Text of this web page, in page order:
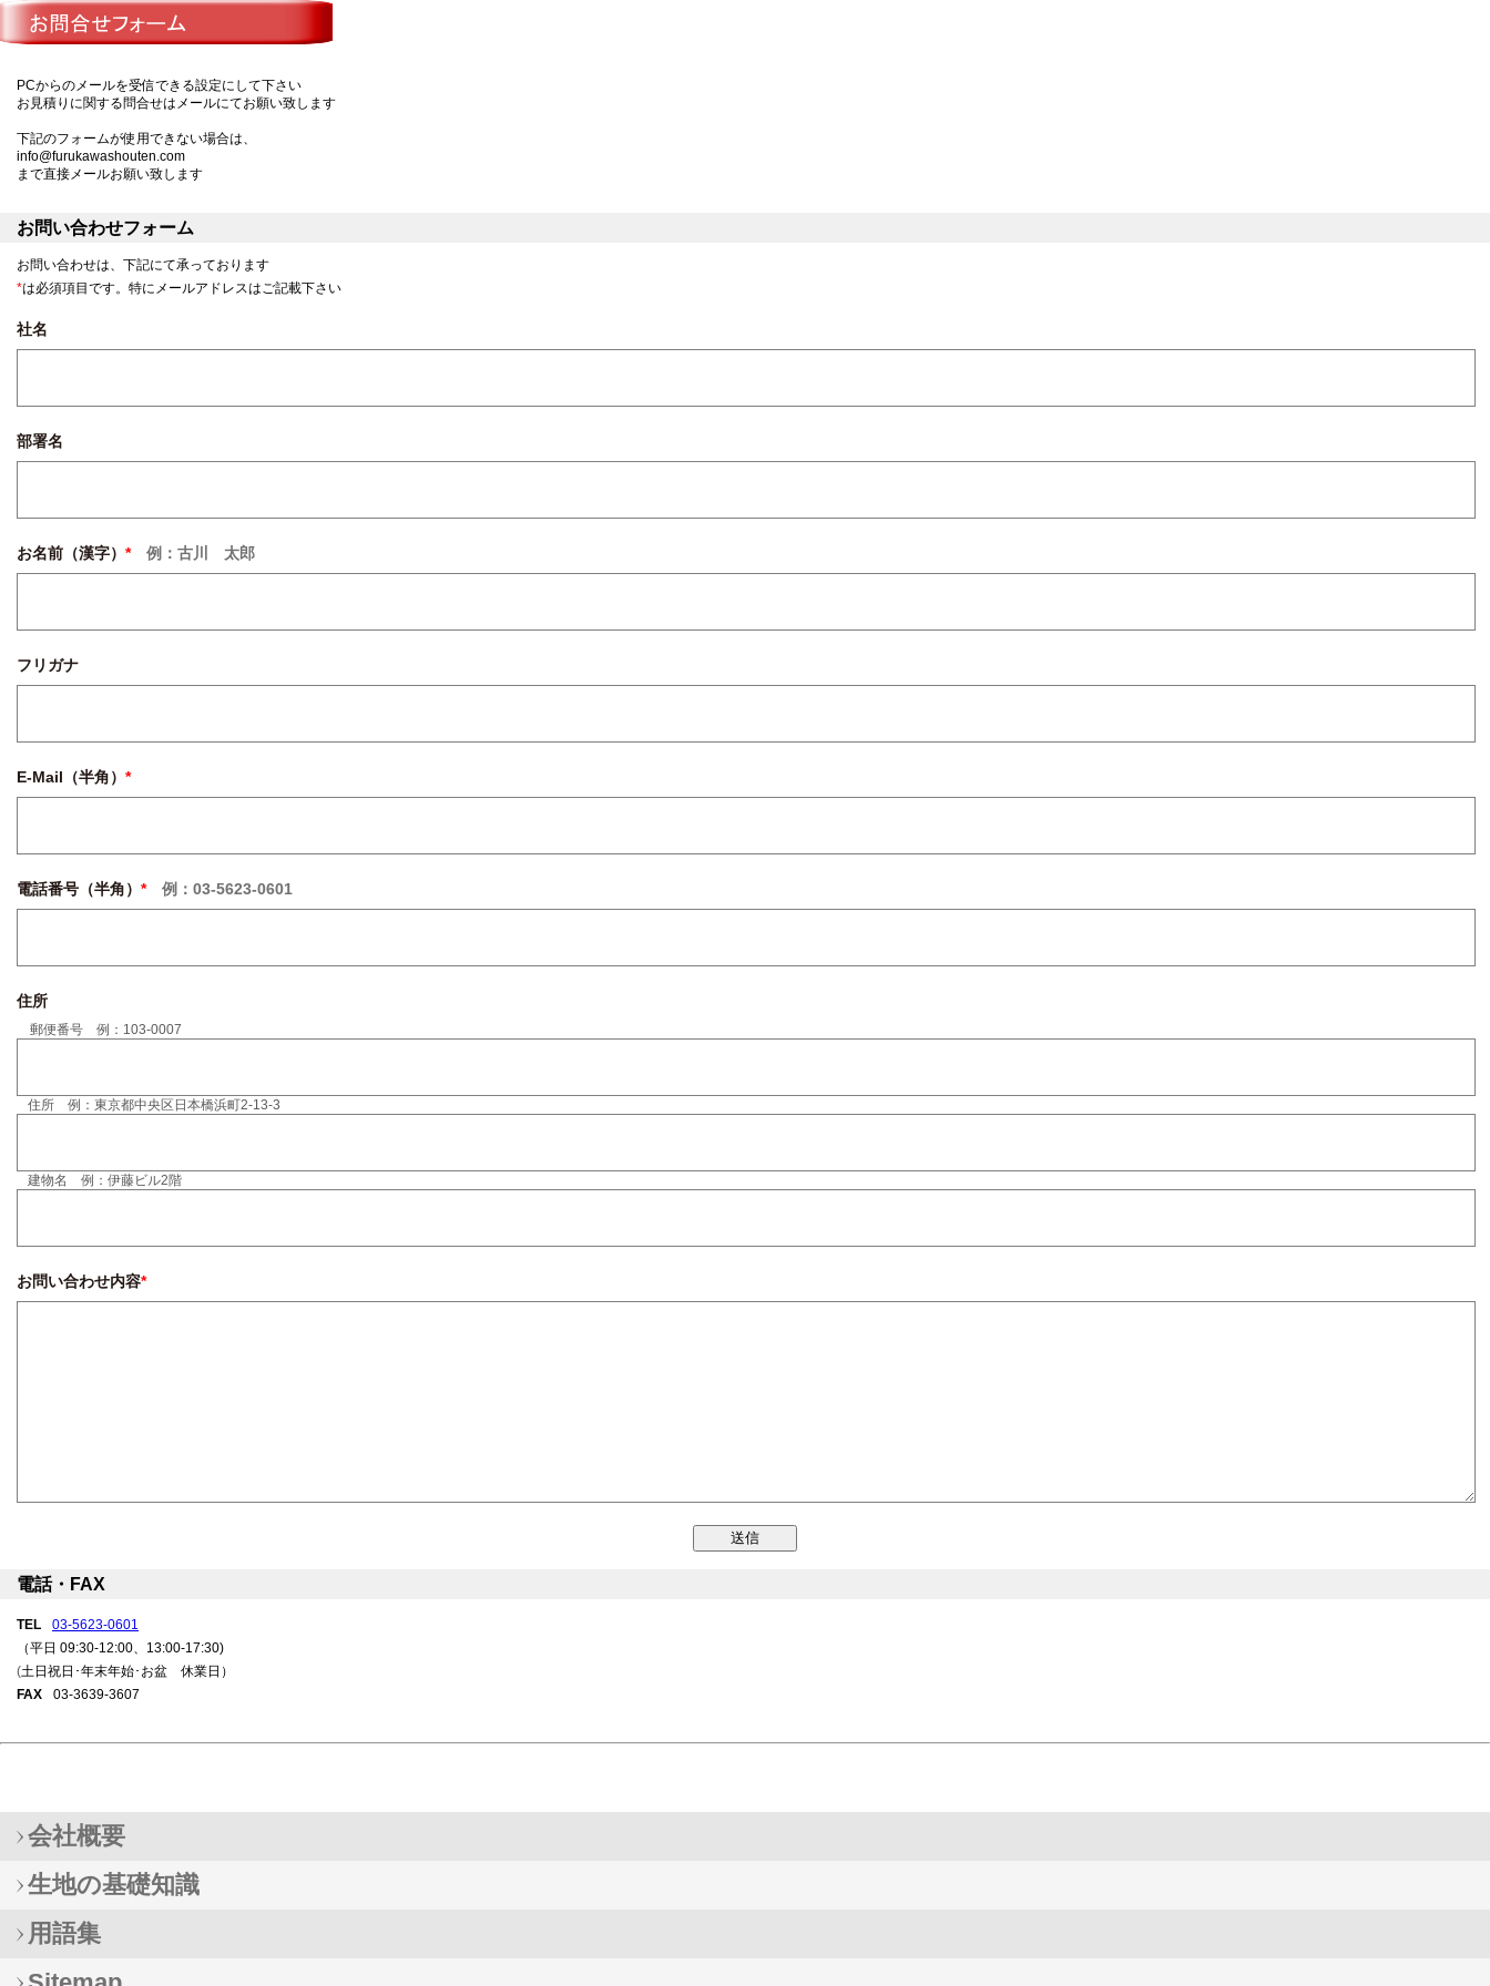
PCからのメールを受信できる設定にして下さい
お見積りに関する問合せはメールにてお願い致します
下記のフォームが使用できない場合は、
info@furukawashouten.com
まで直接メールお願い致します
お問い合わせフォーム
お問い合わせは、下記にて承っております
*は必須項目です。特にメールアドレスはご記載下さい
社名
部署名
お名前（漢字） * 例：古川 太郎
フリガナ
E-Mail（半角） *
電話番号（半角） * 例：03-5623-0601
住所
郵便番号 例：103-0007
住所 例：東京都中央区日本橋浜町2-13-3
建物名 例：伊藤ビル2階
お問い合わせ内容*
電話・FAX
TEL
03-5623-0601
（平日 09:30-12:00、13:00-17:30)
(土日祝日･年末年始･お盆 休業日）
FAX
03-3639-3607
会社概要
生地の基礎知識
用語集